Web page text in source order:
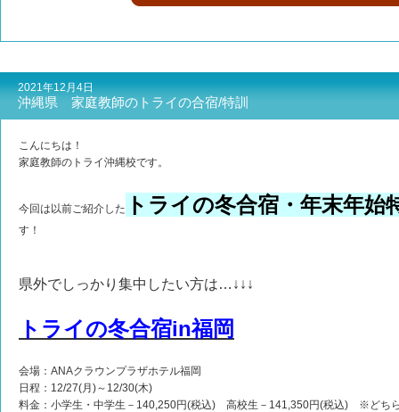
2021年12月4日
沖縄県 家庭教師のトライの合宿/特訓
こんにちは！
家庭教師のトライ沖縄校です。
今回は以前ご紹介した トライの冬合宿・年末年始
す！
県外でしっかり集中したい方は…↓↓↓
トライの冬合宿in福岡
会場：ANAクラウンプラザホテル福岡
日程：12/27(月)～12/30(木)
料金：小学生・中学生－140,250円(税込) 高校生－141,350円(税込) ※どち